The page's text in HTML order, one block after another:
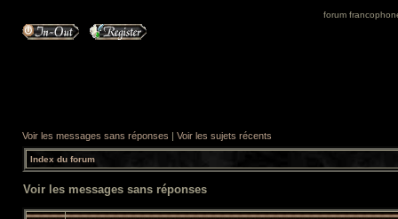
forum
Voir les messages sans réponses | Voir les sujets récents
Index du forum
Voir les messages sans réponses